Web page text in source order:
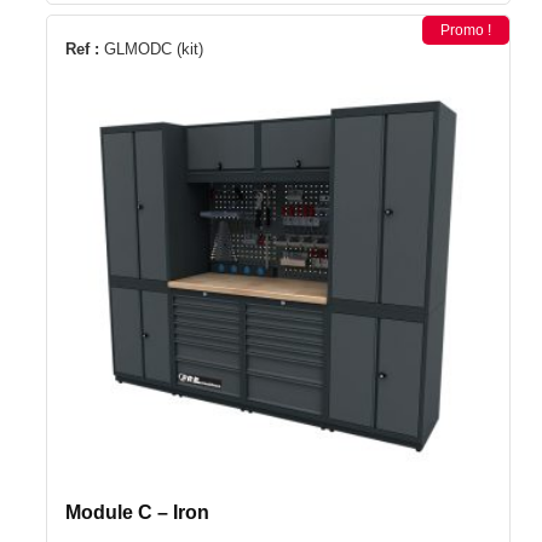
175€.
065€.
Ref : GLMODC (kit)
Promo !
Module C – Iron